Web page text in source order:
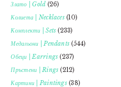
Злато | Gold (26)
Колиета | Necklaces(10)
Комплекти | Sets (233)
Медальони | Pendants (544)
Обеци | Earrings (237)
Пръстени | Rings (212)
Картини | Paintings(38)